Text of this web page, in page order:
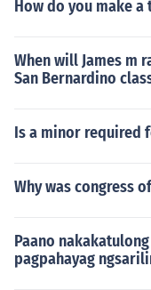
How do you make
When will James m
San Bernardino
Is a minor required
Why was congress
Paano
pagpahayag